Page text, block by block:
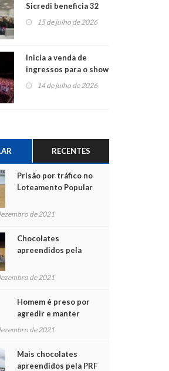
Sicredi beneficia 32
projetos em
Montenegro
15 de julho de 2026
Inicia a venda de
ingressos para o show
do Jota Quest nos 45
14 de julho de 2026
RECENTES
Prisão por tráfico no
Loteamento Popular
de 2021
Chocolates
apreendidos pela
para crianças na
de 2021
Homem é preso por
agredir e manter
mulher em cárcere
de 2021
Mais chocolates
apreendidos pela PRF